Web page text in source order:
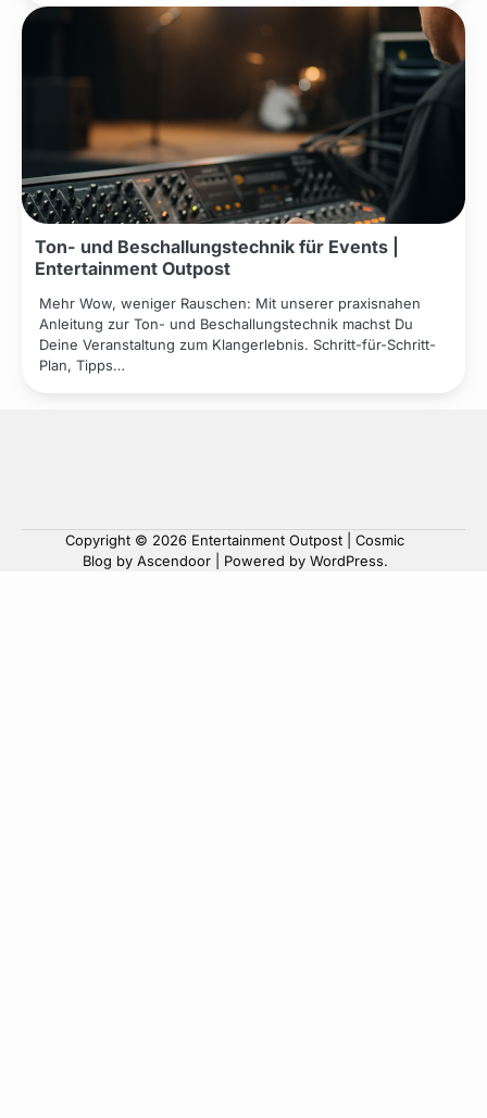
Ton- und Beschallungstechnik für Events |
Entertainment Outpost
Mehr Wow, weniger Rauschen: Mit unserer praxisnahen
Anleitung zur Ton- und Beschallungstechnik machst Du
Deine Veranstaltung zum Klangerlebnis. Schritt-für-Schritt-
Plan, Tipps…
Copyright © 2026 Entertainment Outpost | Cosmic
Blog by Ascendoor| Powered by WordPress.